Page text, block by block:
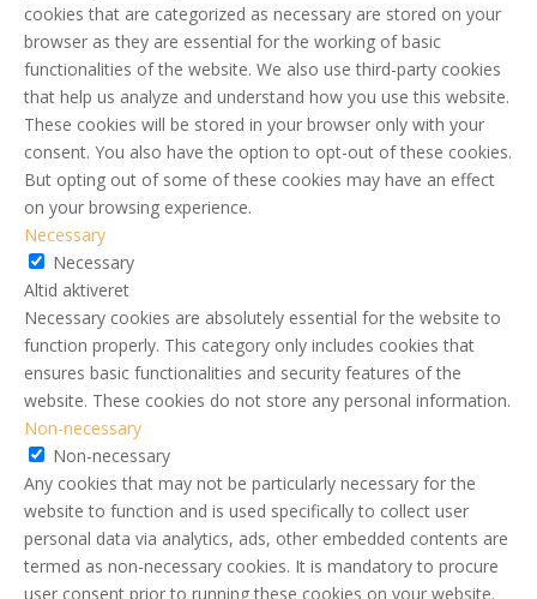
cookies that are categorized as necessary are stored on your
browser as they are essential for the working of basic
functionalities of the website. We also use third-party cookies
that help us analyze and understand how you use this website.
These cookies will be stored in your browser only with your
consent. You also have the option to opt-out of these cookies.
But opting out of some of these cookies may have an effect
on your browsing experience.
Necessary
Necessary
Altid aktiveret
Necessary cookies are absolutely essential for the website to
function properly. This category only includes cookies that
ensures basic functionalities and security features of the
website. These cookies do not store any personal information.
Non-necessary
Non-necessary
Any cookies that may not be particularly necessary for the
website to function and is used specifically to collect user
personal data via analytics, ads, other embedded contents are
termed as non-necessary cookies. It is mandatory to procure
user consent prior to running these cookies on your website.